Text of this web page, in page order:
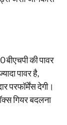
की पावर
पावर है,
परफॉर्मेंस देगी।
गियर बदलना